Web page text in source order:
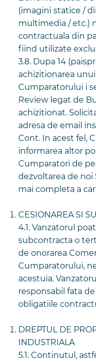
(imagini statice /
multimedia / etc.)
contractuala din
fiind utilizate
3.8. Dupa 14
achizitionarea
Cumparatorului i
Review legat de
achizitionat.
adresa de email
Cont. In acest fel,
informarea altor
Cumparatori de
dezvoltarea de noi
mai completa a
CESIONAREA SI
4.1. Vanzatorul
subcontracta o
de onorarea
Cumparatorului,
acestuia.
responsabil fata
obligatiile
DREPTUL DE
INDUSTRIALA
5.1. Continutul,